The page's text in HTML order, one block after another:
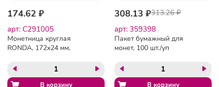
174.62 ₽
арт: C291005
Монетница круглая
RONDA, 172х24 мм,
на ножках, 255019
308.13 ₽313.26 ₽
арт: 359398
Пакет бумажный для
монет, 100 шт./уп